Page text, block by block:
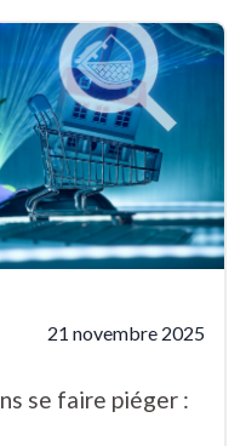
21 novembre 2025
se faire piéger :